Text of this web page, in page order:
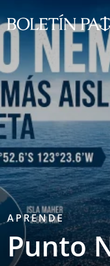
APRENDE
Punto